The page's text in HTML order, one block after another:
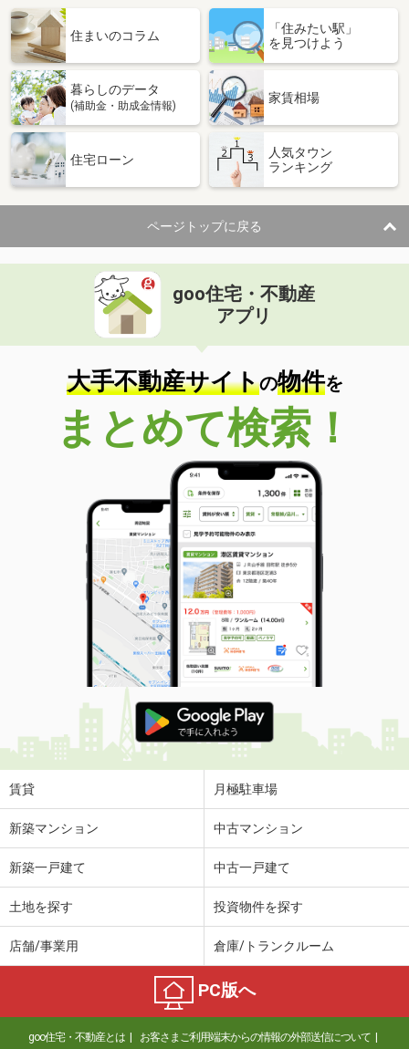
住まいのコラム
「住みたい駅」
を見つけよう
暮らしのデータ
(補助金・助成金情報)
家賃相場
住宅ローン
人気タウン
ランキング
ページトップに戻る
goo住宅・不動産
アプリ
大手不動産サイトの物件を
まとめて検索！
賃貸 月極駐車場
新築マンション 中古マンション
新築一戸建て 中古一戸建て
土地を探す 投資物件を探す
店舗/事業用 倉庫/トランクルーム
PC版へ
goo住宅・不動産とは お客さまご利用端末からの情報の外部送信について